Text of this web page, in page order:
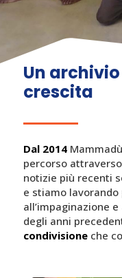
Un
crescita
Dal 2014
percorso
notizie più recenti
e stiamo
all’impaginazione
degli anni
condivisioneche